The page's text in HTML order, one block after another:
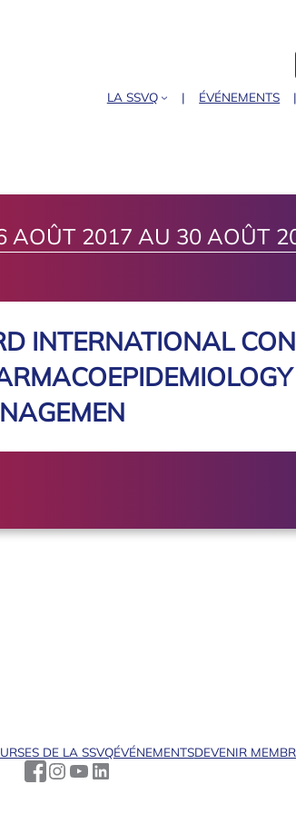
LA SSVQ ÉVÉNEMENTS
AOÛT 2017 AU 30 AOÛT
INTERNATIONAL
DE LA SSVQÉVÉNEMENTSDEVENIR